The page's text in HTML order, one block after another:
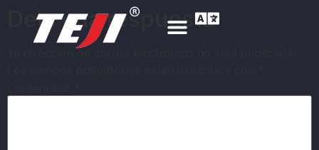
Deja una respuesta
Tu dirección de correo electrónico no será publicada.